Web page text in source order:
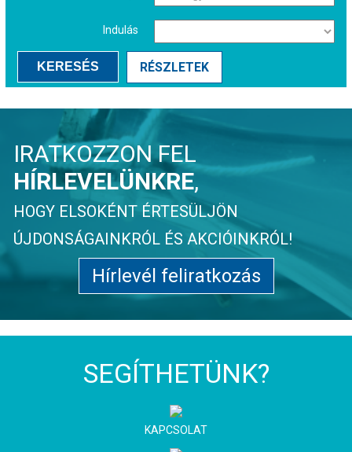
Indulás
KERESÉS RÉSZLETEK
IRATKOZZON FEL
HÍRLEVELÜNKRE,
HOGY ELSOKÉNT ÉRTESÜLJÖN
ÚJDONSÁGAINKRÓL ÉS AKCIÓINKRÓL!
Hírlevél feliratkozás
SEGÍTHETÜNK?
KAPCSOLAT